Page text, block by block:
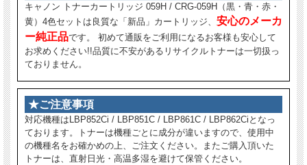
キャノン トナーカートリッジ 059H / CRG-059H（黒・青・赤・
黄）4色セットは良質な「新品」カートリッジ、 安心のメーカ
ー純正品です。 初めて通販をご利用になるお客様も安心して
お求めください!!品質に不安があるリサイクルトナーは一切扱っ
ておりません。
★ご注意事項
対応機種はLBP852Ci / LBP851C / LBP861C / LBP862Ciとなっ
ております。トナーは機種ごとに成分が違いますので、使用中
の機種名をお確かめの上、ご注文ください。またご購入頂いた
トナーは、直射日光・高温多湿を避けて保管ください。